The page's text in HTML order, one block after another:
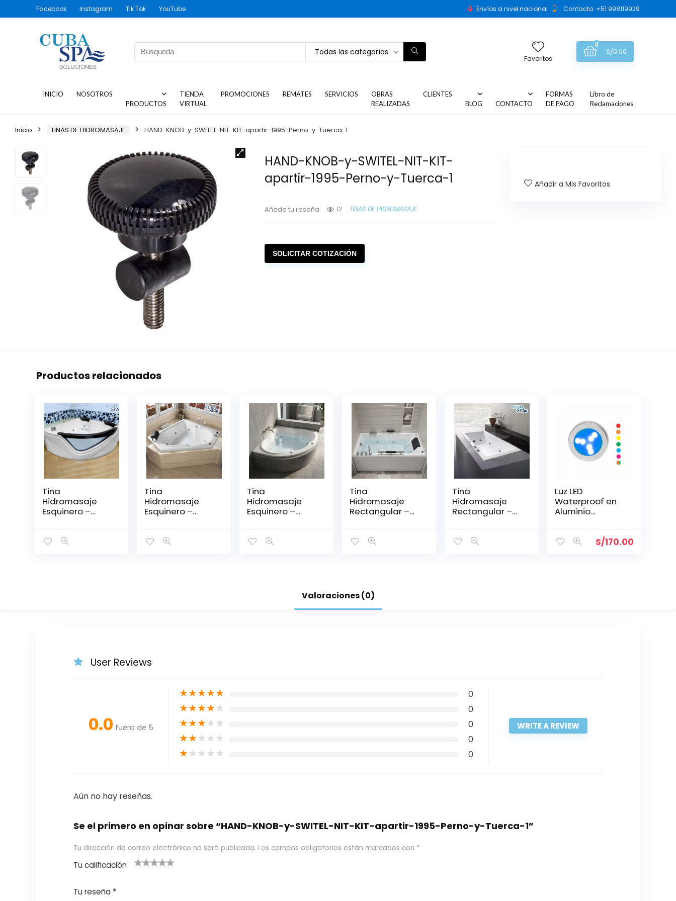
Facebook Instagram Tik Tok YouTube Envíos a nivel nacional Contacto: +51 998119929
Todas las categorías
Favoritos
0
S/0.00
INICIO
NOSOTROS
PRODUCTOS
TIENDA
VIRTUAL
PROMOCIONES REMATES SERVICIOS
OBRAS
REALIZADAS
CLIENTES
BLOG
CONTACTO
FORMAS
DE PAGO
Libro de
Reclamaciones
Inicio TINAS DE HIDROMASAJE HAND-KNOB-y-SWITEL-NIT-KIT-apartir-1995-Perno-y-Tuerca-1
HAND-KNOB-y-SWITEL-NIT-KIT-
apartir-1995-Perno-y-Tuerca-1
Añade tu reseña 12 TINAS DE HIDROMASAJE
SOLICITAR COTIZACIÓN
Añadir a Mis Favoritos
Productos relacionados
Tina
Hidromasaje
Esquinero –
Tina
Hidromasaje
Esquinero –
Tina
Hidromasaje
Esquinero –
Tina
Hidromasaje
Rectangular –
Tina
Hidromasaje
Rectangular –
Luz LED
Waterproof en
Aluminio
S/170.00
Valoraciones (0)
User Reviews
0.0 fuera de 5
★★★★★ 0
★★★★★ 0
★★★★★ 0
★★★★★ 0
★★★★★ 0
WRITE A REVIEW
Aún no hay reseñas.
Se el primero en opinar sobre “HAND-KNOB-y-SWITEL-NIT-KIT-apartir-1995-Perno-y-Tuerca-1”
Tu dirección de correo electrónico no será publicada. Los campos obligatorios están marcados con *
Tu calificación
Tu reseña *